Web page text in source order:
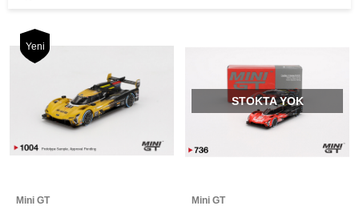
Yeni
Mini GT
STOKTA YOK
Mini GT